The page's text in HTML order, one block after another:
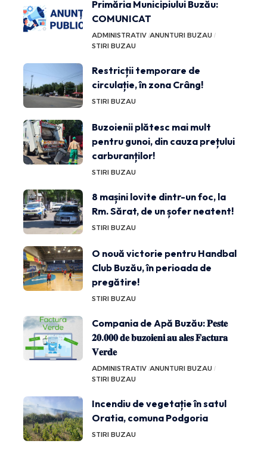
Primăria Municipiului Buzău:
COMUNICAT
ADMINISTRATIV ANUNTURI BUZAU
STIRI BUZAU
Restricții temporare de
circulație, în zona Crâng!
STIRI BUZAU
Buzoienii plătesc mai mult
pentru gunoi, din cauza prețului
carburanților!
STIRI BUZAU
8 mașini lovite dintr-un foc, la
Rm. Sărat, de un șofer neatent!
STIRI BUZAU
O nouă victorie pentru Handbal
Club Buzău, în perioada de
pregătire!
STIRI BUZAU
Compania de Apă Buzău: 𝐏𝐞𝐬𝐭𝐞
𝟐𝟎.𝟎𝟎𝟎 𝐝𝐞 𝐛𝐮𝐳𝐨𝐢𝐞𝐧𝐢 𝐚𝐮 𝐚𝐥𝐞𝐬 𝐅𝐚𝐜𝐭𝐮𝐫𝐚
𝐕𝐞𝐫𝐝𝐞
ADMINISTRATIV ANUNTURI BUZAU
STIRI BUZAU
Incendiu de vegetație în satul
Oratia, comuna Podgoria
STIRI BUZAU